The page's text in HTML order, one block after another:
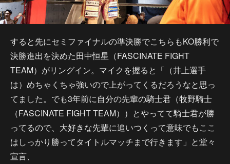
すると先にセミファイナルの準決勝でこちらもKO勝利で
決勝進出を決めた田中恒星（FASCINATE FIGHT
TEAM）がリングイン。マイクを握ると「（井上選手
は）めちゃくちゃ強いので上がってくるだろうなと思っ
てました。でも3年前に自分の先輩の騎士君（牧野騎士
（FASCINATE FIGHT TEAM））とやってて騎士君が勝
ってるので、大好きな先輩に追いつくって意味でもここ
はしっかり勝ってタイトルマッチまで行きます」と堂々
宣言、